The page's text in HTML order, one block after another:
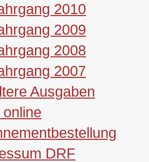
2010
2009
2008
2007
Ausgaben
DRF